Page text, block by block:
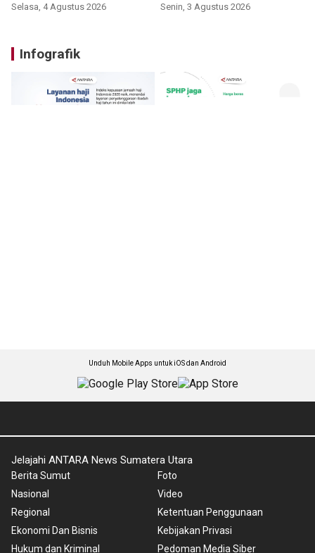
Selasa, 4 Agustus 2026 Senin, 3 Agustus 2026
Infografik
Unduh Mobile Apps untuk iOS dan Android
Jelajahi ANTARA News Sumatera Utara
Berita Sumut
Nasional
Regional
Ekonomi Dan Bisnis
Hukum dan Kriminal
Foto
Video
Ketentuan Penggunaan
Kebijakan Privasi
Pedoman Media Siber